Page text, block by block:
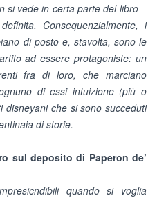
si vede in certa parte del libro –
Consequenzialmente, i
di posto e, stavolta, sono le
ad essere protagoniste: un
fra di loro, che marciano
di essi intuizione (più o
che si sono succeduti
di storie.
sul deposito di Paperon de’
quando si voglia